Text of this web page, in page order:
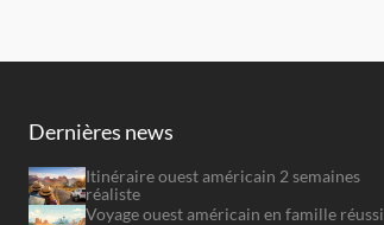
Dernières news
Itinéraire ouest américain 2 semaines
réaliste
Voyage ouest américain en famille réussi